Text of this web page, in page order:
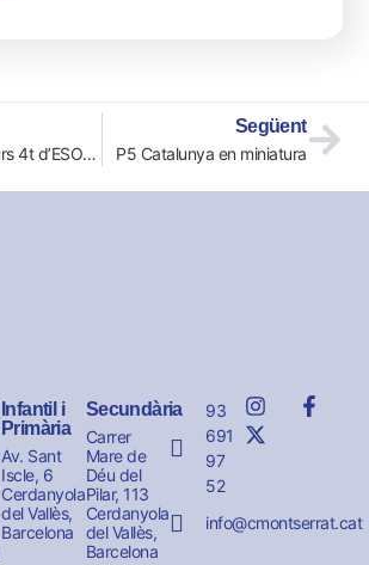
Viatge fi de curs 4t d’ESO 2022
Següent
P5 Catalunya en miniatura
Infantil i
Primària
Av. Sant
Iscle, 6
Cerdanyola
del Vallès,
Barcelona
Secundària
Carrer
Mare de
Déu del
Pilar, 113
Cerdanyola
del Vallès,
Barcelona
93
691
97
52
info@cmontserrat.cat